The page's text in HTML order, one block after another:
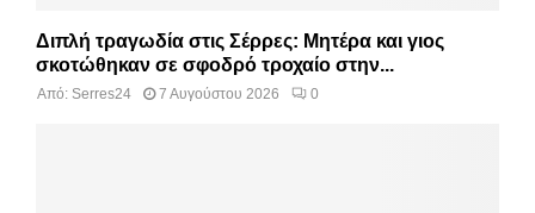
Διπλή τραγωδία στις Σέρρες: Μητέρα και γιος
σκοτώθηκαν σε σφοδρό τροχαίο στην...
Από: Serres24 7 Αυγούστου 2026 0